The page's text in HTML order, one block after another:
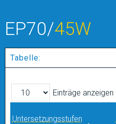
EP70/45W
Tabelle:
Einträge anzeigen
Untersetzungsstufen